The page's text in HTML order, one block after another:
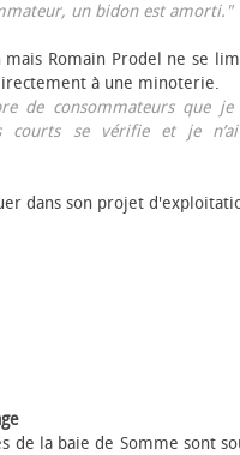
un bidon est amorti."
Romain Prodel ne se
à une minoterie.
de consommateurs que je
courts se vérifie et je
dans son projet
de la baie de Somme sont